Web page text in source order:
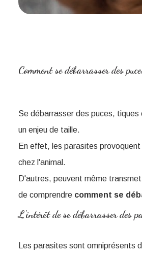
Comment se débarrasser des
Se débarrasser des puces,
un enjeu de taille.
En effet, les parasites
chez l'animal.
D'autres, peuvent même
de comprendre comment se
L'intérêt de se débarrasser des
Les parasites sont omniprésents